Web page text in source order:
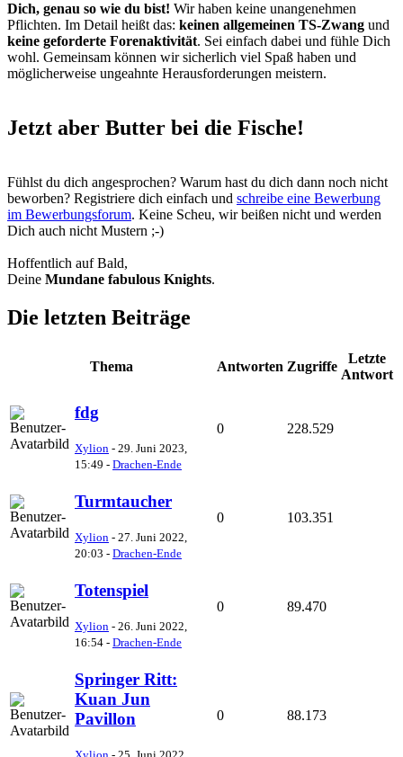
Dich, genau so wie du bist! Wir haben keine unangenehmen
Pflichten. Im Detail heißt das: keinen allgemeinen TS-Zwang und
keine geforderte Forenaktivität. Sei einfach dabei und fühle Dich
wohl. Gemeinsam können wir sicherlich viel Spaß haben und
möglicherweise ungeahnte Herausforderungen meistern.
Jetzt aber Butter bei die Fische!
Fühlst du dich angesprochen? Warum hast du dich dann noch nicht
beworben? Registriere dich einfach und schreibe eine Bewerbung
im Bewerbungsforum. Keine Scheu, wir beißen nicht und werden
Dich auch nicht Mustern ;-)
Hoffentlich auf Bald,
Deine Mundane fabulous Knights.
Die letzten Beiträge
Thema Antworten Zugriffe
Letzte
Antwort
fdg
Xylion - 29. Juni 2023,
15:49 - Drachen-Ende
0 228.529
Turmtaucher
Xylion - 27. Juni 2022,
20:03 - Drachen-Ende
0 103.351
Totenspiel
Xylion - 26. Juni 2022,
16:54 - Drachen-Ende
0 89.470
Springer Ritt:
Kuan Jun
Pavillon
0 88.173